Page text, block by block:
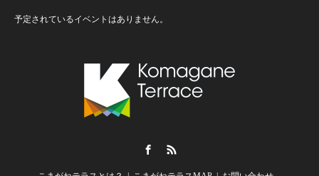
予定されているイベントはありません。